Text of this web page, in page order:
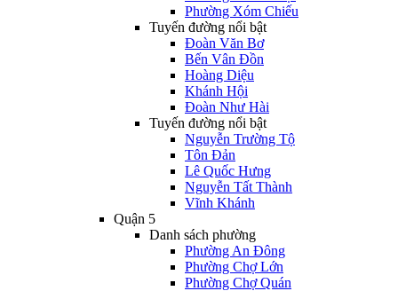
Phường Xóm Chiếu
Tuyến đường nổi bật
Đoàn Văn Bơ
Bến Vân Đồn
Hoàng Diệu
Khánh Hội
Đoàn Như Hài
Tuyến đường nổi bật
Nguyễn Trường Tộ
Tôn Đản
Lê Quốc Hưng
Nguyễn Tất Thành
Vĩnh Khánh
Quận 5
Danh sách phường
Phường An Đông
Phường Chợ Lớn
Phường Chợ Quán